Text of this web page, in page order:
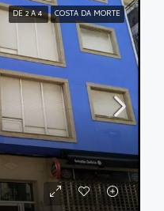
DE 2 A 4 COSTA DA MORTE